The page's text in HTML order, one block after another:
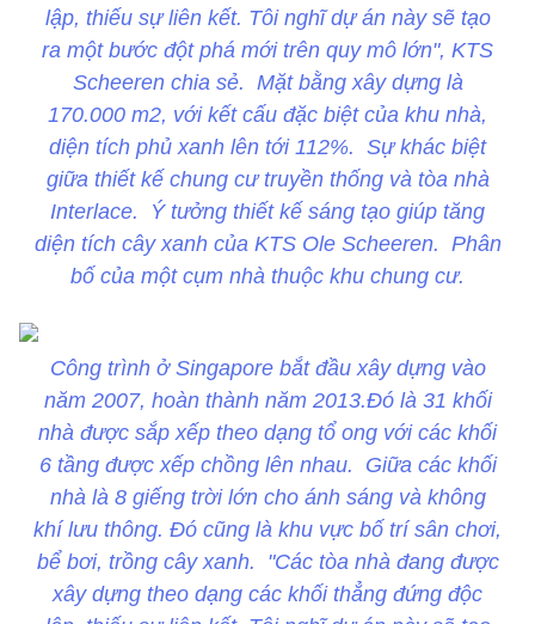
lập, thiếu sự liên kết. Tôi nghĩ dự án này sẽ tạo
ra một bước đột phá mới trên quy mô lớn", KTS
Scheeren chia sẻ. Mặt bằng xây dựng là
170.000 m2, với kết cấu đặc biệt của khu nhà,
diện tích phủ xanh lên tới 112%. Sự khác biệt
giữa thiết kế chung cư truyền thống và tòa nhà
Interlace. Ý tưởng thiết kế sáng tạo giúp tăng
diện tích cây xanh của KTS Ole Scheeren. Phân
bố của một cụm nhà thuộc khu chung cư.
Công trình ở Singapore bắt đầu xây dựng vào
năm 2007, hoàn thành năm 2013.Đó là 31 khối
nhà được sắp xếp theo dạng tổ ong với các khối
6 tầng được xếp chồng lên nhau. Giữa các khối
nhà là 8 giếng trời lớn cho ánh sáng và không
khí lưu thông. Đó cũng là khu vực bố trí sân chơi,
bể bơi, trồng cây xanh. "Các tòa nhà đang được
xây dựng theo dạng các khối thẳng đứng độc